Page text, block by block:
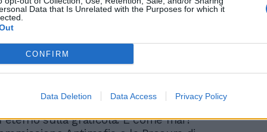
Data that Is Unrelated with the Purposes for which it
CONFIRM
Data Deletion Data Access Privacy Policy
ombre che rischiano di allungarsi e
l’archiviazione per Berlusconi
una volta, il bersaglio sembra essere il
Mori, che in un altro paese sarebbe
le assoluzioni, l’obiettivo di una certa
sulla graticola. E come mai?